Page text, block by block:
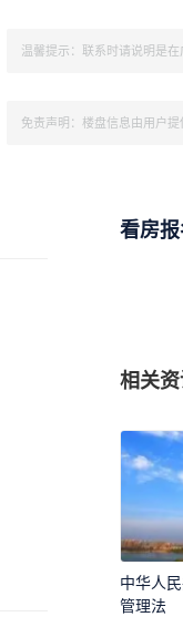
温馨提示：联系时请说明是
免责声明：楼盘信息由用户
看房报
相关
中华人
管理法